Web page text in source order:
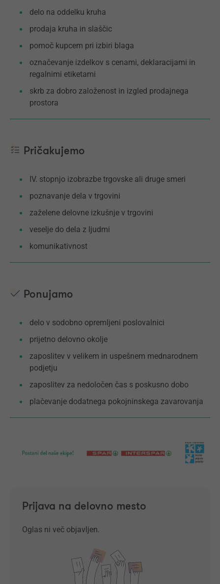
delo na oddelku kruha
prodaja kruha in slaščic
pomoč kupcem pri izbiri blaga
označevanje izdelkov s cenami, deklaracijami in
regalnimi etiketami
skrb za dobro založenost in izgled prodajnega
prostora
Pričakujemo
IV. stopnjo izobrazbe trgovske ali druge smeri
poznavanje dela v trgovini
zaželene delovne izkušnje v trgovini
veselje do dela z ljudmi
komunikativnost
Ponujamo
delo v sodobno opremljeni poslovalnici
prijetno delovno okolje
zaposlitev v velikem in uspešnem mednarodnem
podjetju
zaposlitev za nedoločen čas s poskusno dobo
plačevanje dodatnega pokojninskega zavarovanja
Prijava na delovno mesto
Oglas ni več objavljen.